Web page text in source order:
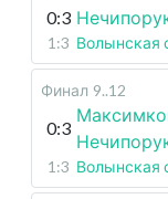
0:3
1:3 Волынская
Финал 9..12
0:3
1:3 Волынская